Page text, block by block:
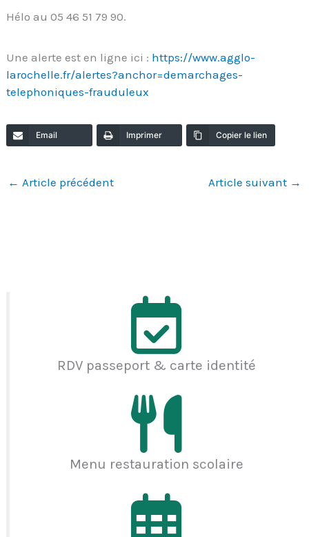
Hélo au 05 46 51 79 90.
Une alerte est en ligne ici : https://www.agglo-
larochelle.fr/alertes?anchor=demarchages-
telephoniques-frauduleux
Email Imprimer Copier le lien
← Article précédent Article suivant →
RDV passeport & carte identité
Menu restauration scolaire